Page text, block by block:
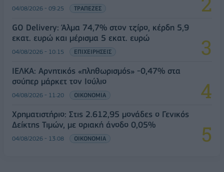
04/08/2026 - 09:25 ΤΡΑΠΕΖΕΣ
GO Delivery: Άλμα 74,7% στον τζίρο, κέρδη 5,9
εκατ. ευρώ και μέρισμα 5 εκατ. ευρώ
04/08/2026 - 10:15 ΕΠΙΧΕΙΡΗΣΕΙΣ
ΙΕΛΚΑ: Αρνητικός «πληθωρισμός» -0,47% στα
σούπερ μάρκετ τον Ιούλιο
04/08/2026 - 11:20 ΟΙΚΟΝΟΜΙΑ
Χρηματιστήριο: Στις 2.612,95 μονάδες ο Γενικός
Δείκτης Τιμών, με οριακή άνοδο 0,05%
04/08/2026 - 13:08 ΟΙΚΟΝΟΜΙΑ